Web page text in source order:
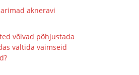
akneravi
võivad põhjustada
vältida vaimseid